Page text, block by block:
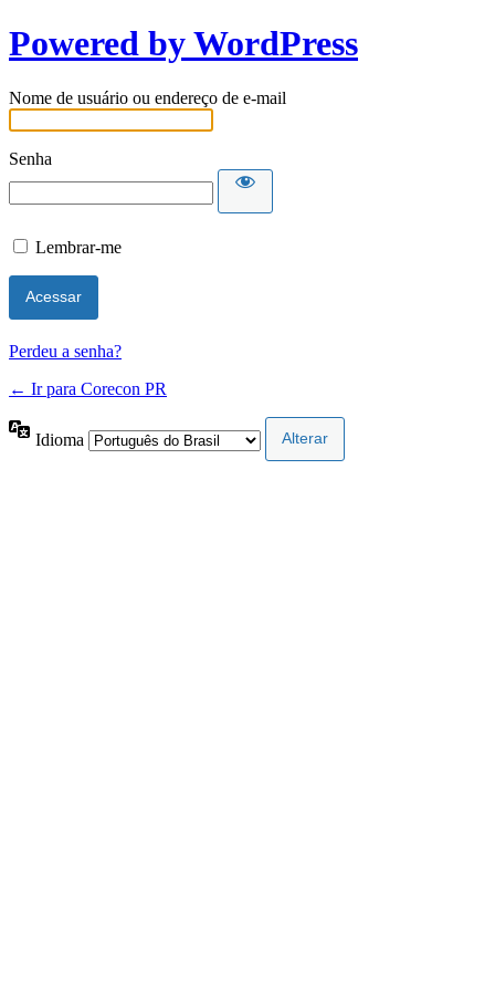
Powered by WordPress
Nome de usuário ou endereço de e-mail
Senha
Lembrar-me
Perdeu a senha?
← Ir para Corecon PR
Idioma